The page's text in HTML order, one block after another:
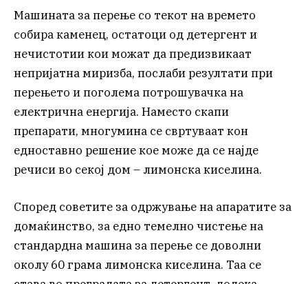
Машината за перење со текот на времето
собира каменец, остатоци од детергент и
нечистотии кои можат да предизвикаат
непријатна миризба, послаби резултати при
перењето и поголема потрошувачка на
електрична енергија. Наместо скапи
препарати, многумина се свртуваат кон
едноставно решение кое може да се најде
речиси во секој дом – лимонска киселина.
Според советите за одржување на апаратите за
домаќинство, за едно темелно чистење на
стандардна машина за перење се доволни
околу 60 грама лимонска киселина. Таа се